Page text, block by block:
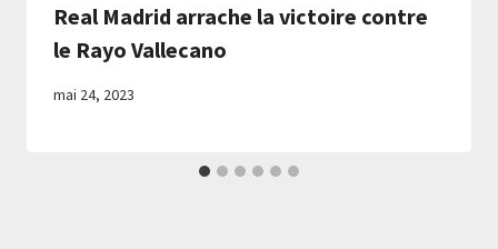
Real Madrid arrache la victoire contre
le Rayo Vallecano
mai 24, 2023